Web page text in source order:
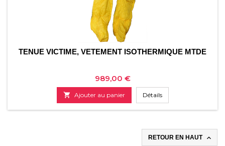
TENUE VICTIME, VETEMENT ISOTHERMIQUE MTDE
Prix
989,00 €
 Ajouter au panier Détails
RETOUR EN HAUT 